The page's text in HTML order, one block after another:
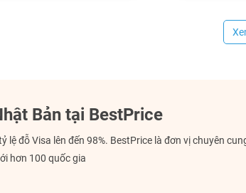
Bản tại BestPrice
lệ đỗ Visa lên đến 98%. BestPrice là đơn vị chuyên
hơn 100 quốc gia